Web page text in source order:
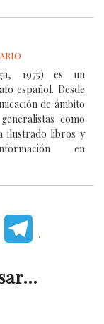
1975) es un
español. Desde
de ámbito
como
ilustrado libros y
en
Email .